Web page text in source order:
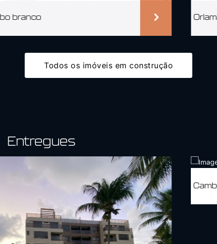
Orlamare
Todos os imóveis em construção
Entregues
Camboinha Maritmus Club